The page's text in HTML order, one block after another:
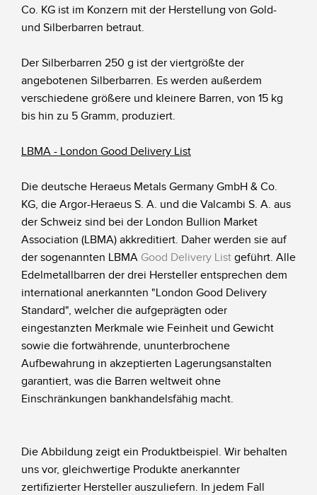
Co. KG ist im Konzern mit der Herstellung von Gold-
und Silberbarren betraut.
Der Silberbarren 250 g ist der viertgrößte der
angebotenen Silberbarren. Es werden außerdem
verschiedene größere und kleinere Barren, von 15 kg
bis hin zu 5 Gramm, produziert.
LBMA - London Good Delivery List
Die deutsche Heraeus Metals Germany GmbH & Co.
KG, die Argor-Heraeus S. A. und die Valcambi S. A. aus
der Schweiz sind bei der London Bullion Market
Association (LBMA) akkreditiert. Daher werden sie auf
der sogenannten LBMA Good Delivery List geführt. Alle
Edelmetallbarren der drei Hersteller entsprechen dem
international anerkannten "London Good Delivery
Standard", welcher die aufgeprägten oder
eingestanzten Merkmale wie Feinheit und Gewicht
sowie die fortwährende, ununterbrochene
Aufbewahrung in akzeptierten Lagerungsanstalten
garantiert, was die Barren weltweit ohne
Einschränkungen bankhandelsfähig macht.
Die Abbildung zeigt ein Produktbeispiel. Wir behalten
uns vor, gleichwertige Produkte anerkannter
zertifizierter Hersteller auszuliefern. In jedem Fall